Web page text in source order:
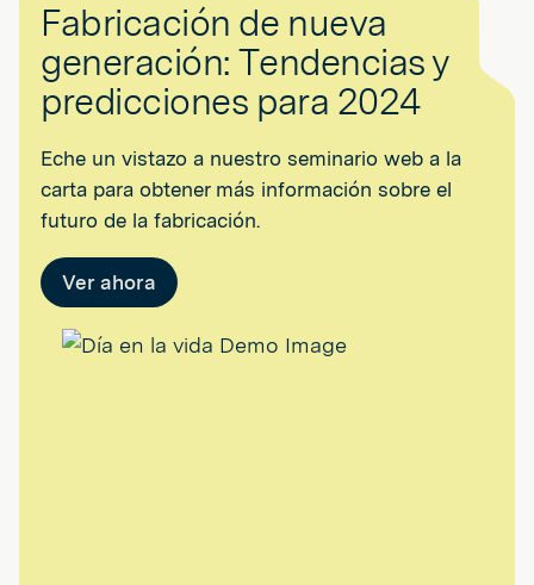
Fabricación de nueva
generación: Tendencias y
predicciones para 2024
Eche un vistazo a nuestro seminario web a la
carta para obtener más información sobre el
futuro de la fabricación.
Ver ahora